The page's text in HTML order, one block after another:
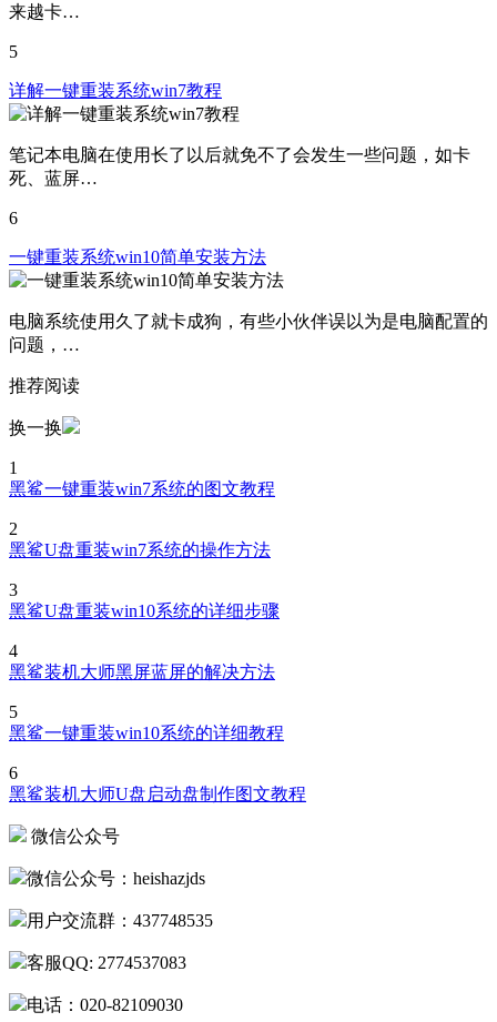
详解一键重装系统win7教程
死、蓝屏…
问题，…
黑鲨一键重装win7系统的图文教程
黑鲨U盘重装win7系统的操作方法
黑鲨U盘重装win10系统的详细步骤
黑鲨装机大师黑屏蓝屏的解决方法
黑鲨一键重装win10系统的详细教程
黑鲨装机大师U盘启动盘制作图文教程